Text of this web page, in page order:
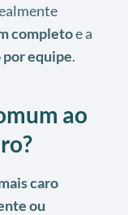
completoe a
equipe.
ao
caro
ou